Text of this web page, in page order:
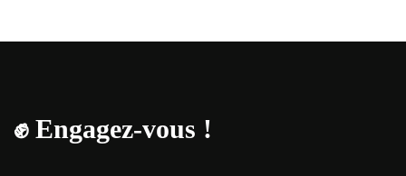
✊Engagez-vous !